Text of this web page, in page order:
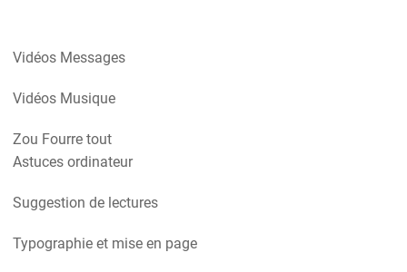
Vidéos Messages
Vidéos Musique
Zou Fourre tout
Astuces ordinateur
Suggestion de lectures
Typographie et mise en page